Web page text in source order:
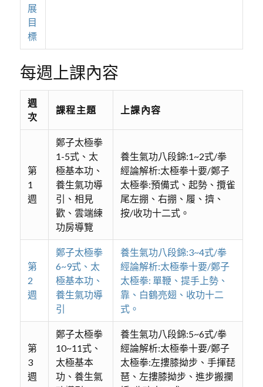
展
目
標
每週上課內容
週
次
課程主題 上課內容
第
1
週
鄭子太極拳
1-5式、太
極基本功、
養生氣功導
引、相見
歡、雲端練
功房導覽
養生氣功八段錦:1~2式/拳
經論解析:太極拳十要/鄭子
太極拳:預備式、起勢、攬雀
尾左掤、右掤、履、擠、
按/收功十二式。
第
2
週
鄭子太極拳
6~9式、太
極基本功、
養生氣功導
引
養生氣功八段錦:3~4式/拳
經論解析:太極拳十要/鄭子
太極拳: 單鞭、提手上勢、
靠、白鶴亮翅、收功十二
式。
第
3
週
鄭子太極拳
10~11式、
太極基本
功、養生氣
養生氣功八段錦:5~6式/拳
經論解析:太極拳十要/鄭子
太極拳:左摟膝拗步、手揮琵
琶、左摟膝拗步、進步搬攔